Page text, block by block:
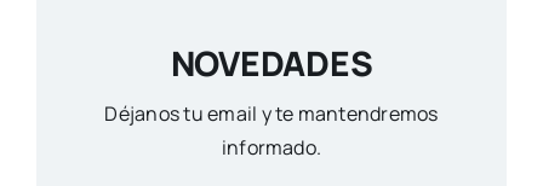
NOVEDADES
Déjanos tu email y te mantendremos
informado.